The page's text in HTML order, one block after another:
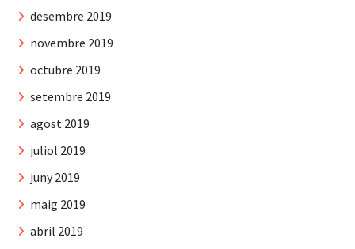
desembre 2019
novembre 2019
octubre 2019
setembre 2019
agost 2019
juliol 2019
juny 2019
maig 2019
abril 2019